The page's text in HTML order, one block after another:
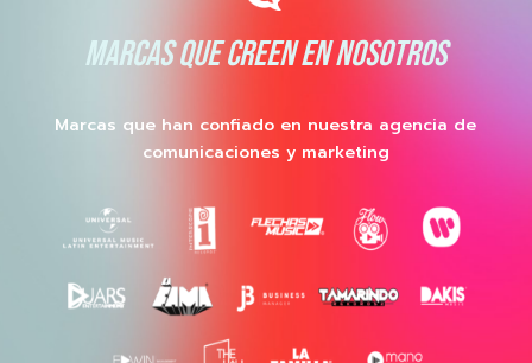
MARCAS QUE CREEN EN NOSOTROS
Marcas que han confiado en nuestra agencia de
comunicaciones y marketing